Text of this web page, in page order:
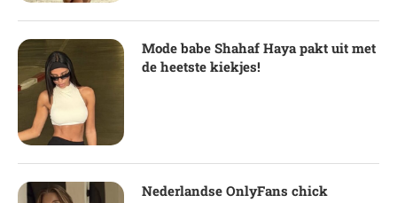
Mode babe Shahaf Haya pakt uit met
de heetste kiekjes!
Nederlandse OnlyFans chick